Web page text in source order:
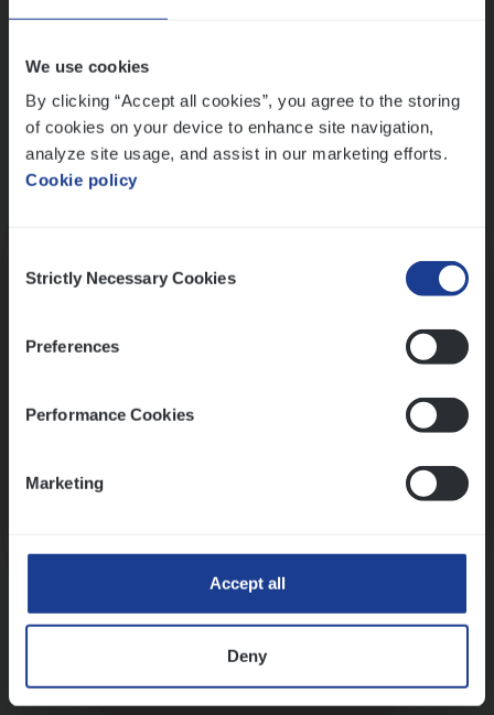
We use cookies
By clicking “Accept all cookies”, you agree to the storing
of cookies on your device to enhance site navigation,
analyze site usage, and assist in our marketing efforts.
Cookie policy
Selection
Strictly Necessary Cookies
Preferences
Performance Cookies
Marketing
Accept all
Deny